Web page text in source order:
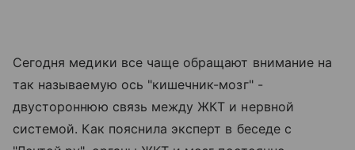
Сегодня медики все чаще обращают внимание на
так называемую ось "кишечник-мозг" -
двустороннюю связь между ЖКТ и нервной
системой. Как пояснила эксперт в беседе с